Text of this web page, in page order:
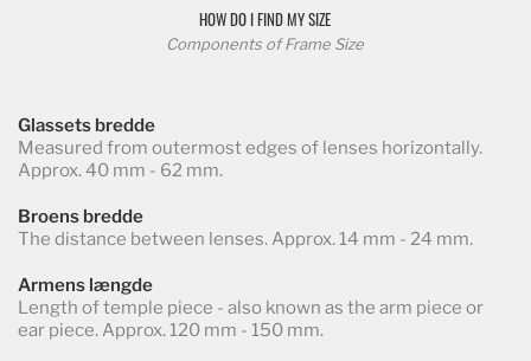
HOW DO I FIND MY SIZE
Components of Frame Size
Glassets bredde
Measured from outermost edges of lenses horizontally.
Approx. 40 mm - 62 mm.
Broens bredde
The distance between lenses. Approx. 14 mm - 24 mm.
Armens længde
Length of temple piece - also known as the arm piece or
ear piece. Approx. 120 mm - 150 mm.